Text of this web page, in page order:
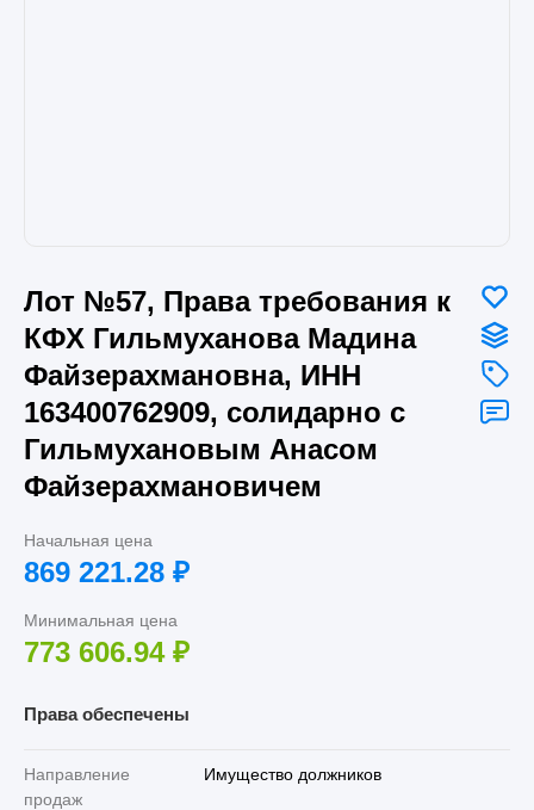
Лот №57, Права требования к
КФХ Гильмуханова Мадина
Файзерахмановна, ИНН
163400762909, солидарно с
Гильмухановым Анасом
Файзерахмановичем
Начальная цена
869 221.28 ₽
Минимальная цена
773 606.94 ₽
Права обеспечены
Направление
продаж
Имущество должников